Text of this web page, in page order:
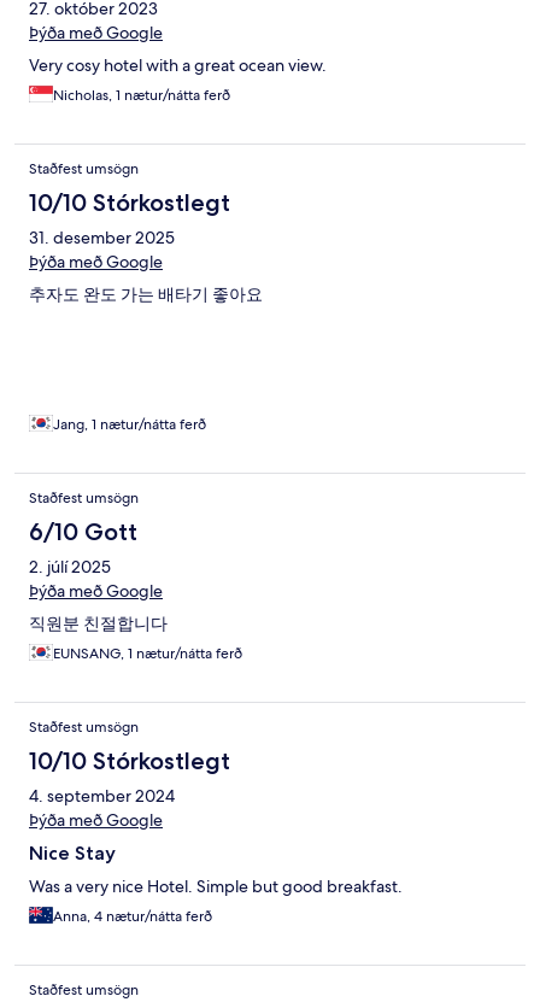
27. október 2023
Þýða með Google
Very cosy hotel with a great ocean view.
Nicholas, 1 nætur/nátta ferð
Staðfest umsögn
10/10 Stórkostlegt
31. desember 2025
Þýða með Google
추자도 완도 가는 배타기 좋아요
Jang, 1 nætur/nátta ferð
Staðfest umsögn
6/10 Gott
2. júlí 2025
Þýða með Google
직원분 친절합니다
EUNSANG, 1 nætur/nátta ferð
Staðfest umsögn
10/10 Stórkostlegt
4. september 2024
Þýða með Google
Nice Stay
Was a very nice Hotel. Simple but good breakfast.
Anna, 4 nætur/nátta ferð
Staðfest umsögn